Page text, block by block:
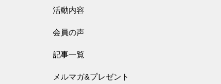
活動内容
会員の声
記事一覧
メルマガ&プレゼント